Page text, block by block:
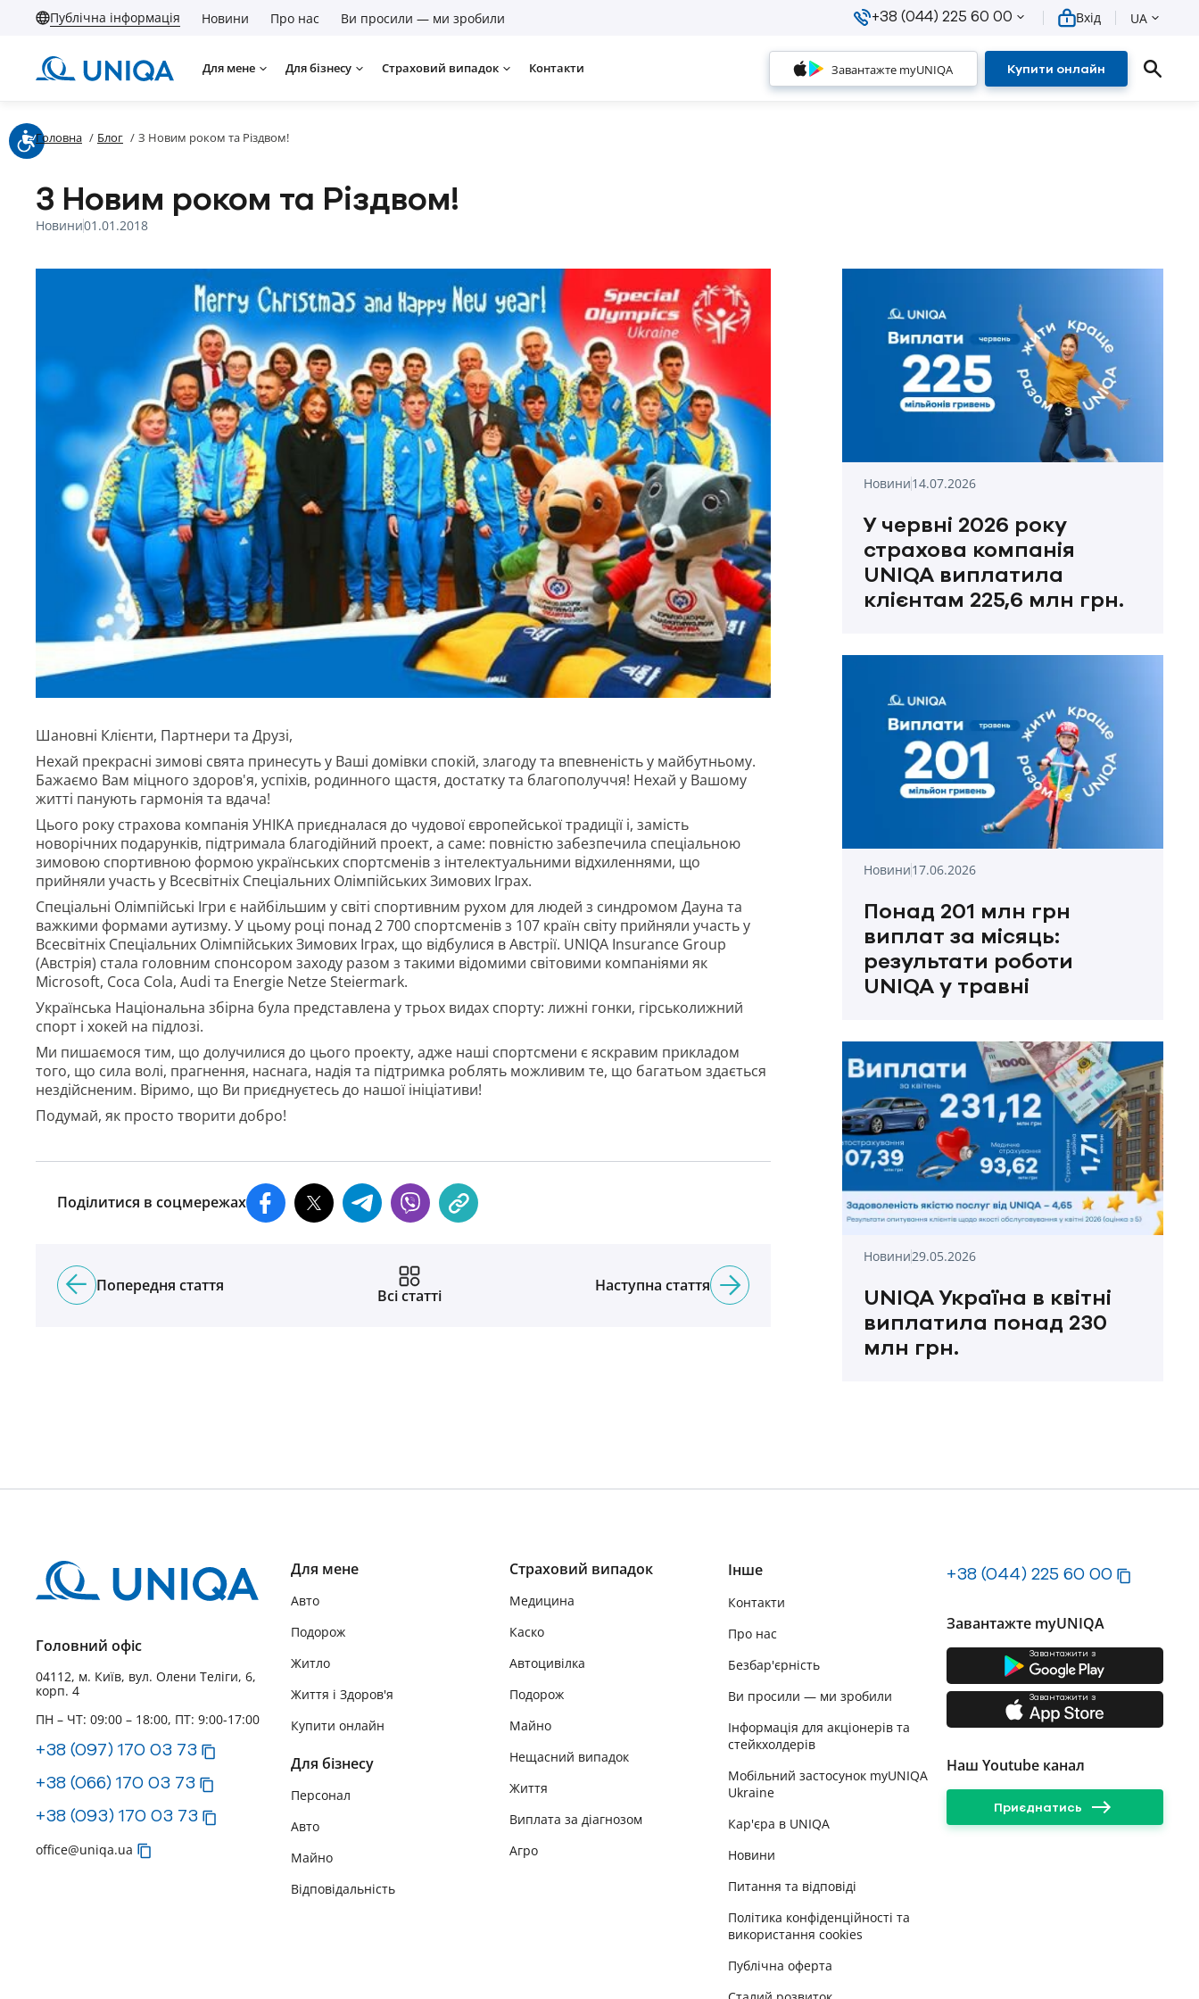
Публічна інформація Новини Про нас Ви просили — ми зробили +38 (044) 225 60 00 Вхід UA
Для мене Для бізнесу Страховий випадок Контакти Завантажте myUNIQA Купити онлайн
Головна / Блог / З Новим роком та Різдвом!
З Новим роком та Різдвом!
Новини01.01.2018
Шановні Клієнти, Партнери та Друзі,
Нехай прекрасні зимові свята принесуть у Ваші домівки спокій, злагоду та впевненість у майбутньому.
Бажаємо Вам міцного здоров'я, успіхів, родинного щастя, достатку та благополуччя! Нехай у Вашому
житті панують гармонія та вдача!
Цього року страхова компанія УНІКА приєдналася до чудової європейської традиції і, замість
новорічних подарунків, підтримала благодійний проект, а саме: повністю забезпечила спеціальною
зимовою спортивною формою українських спортсменів з інтелектуальними відхиленнями, що
прийняли участь у Всесвітніх Спеціальних Олімпійських Зимових Іграх.
Спеціальні Олімпійські Ігри є найбільшим у світі спортивним рухом для людей з синдромом Дауна та
важкими формами аутизму. У цьому році понад 2 700 спортсменів з 107 країн світу прийняли участь у
Всесвітніх Спеціальних Олімпійських Зимових Іграх, що відбулися в Австрії. UNIQA Insurance Group
(Австрія) стала головним спонсором заходу разом з такими відомими світовими компаніями як
Microsoft, Coca Cola, Audi та Energie Netze Steiermark.
Українська Національна збірна була представлена у трьох видах спорту: лижні гонки, гірськолижний
спорт і хокей на підлозі.
Ми пишаємося тим, що долучилися до цього проекту, адже наші спортсмени є яскравим прикладом
того, що сила волі, прагнення, наснага, надія та підтримка роблять можливим те, що багатьом здається
нездійсненим. Віримо, що Ви приєднуєтесь до нашої ініціативи!
Подумай, як просто творити добро!
Поділитися в соцмережах
Попередня стаття
Всі статті
Наступна стаття
Новини14.07.2026
У червні 2026 року
страхова компанія
UNIQA виплатила
клієнтам 225,6 млн грн.
Новини17.06.2026
Понад 201 млн грн
виплат за місяць:
результати роботи
UNIQA у травні
Новини29.05.2026
UNIQA Україна в квітні
виплатила понад 230
млн грн.
Головний офіс
04112, м. Київ, вул. Олени Теліги, 6,
корп. 4
ПН – ЧТ: 09:00 – 18:00, ПТ: 9:00-17:00
+38 (097) 170 03 73
+38 (066) 170 03 73
+38 (093) 170 03 73
office@uniqa.ua
Для мене
Авто
Подорож
Житло
Життя і Здоров'я
Купити онлайн
Для бізнесу
Персонал
Авто
Майно
Відповідальність
Страховий випадок
Медицина
Каско
Автоцивілка
Подорож
Майно
Нещасний випадок
Життя
Виплата за діагнозом
Агро
Інше
Контакти
Про нас
Безбар'єрність
Ви просили — ми зробили
Інформація для акціонерів та
стейкхолдерів
Мобільний застосунок myUNIQA
Ukraine
Кар'єра в UNIQA
Новини
Питання та відповіді
Політика конфіденційності та
використання cookies
Публічна оферта
+38 (044) 225 60 00
Завантажте myUNIQA
Завантажити з
Завантажити з
Наш Youtube канал
Приєднатись